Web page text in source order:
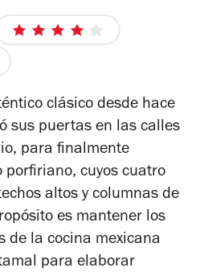
4
estrellas
clásico desde hace
sus puertas en las calles
para finalmente
cuyos cuatro
altos y columnas de
es mantener los
de la cocina mexicana
para elaborar